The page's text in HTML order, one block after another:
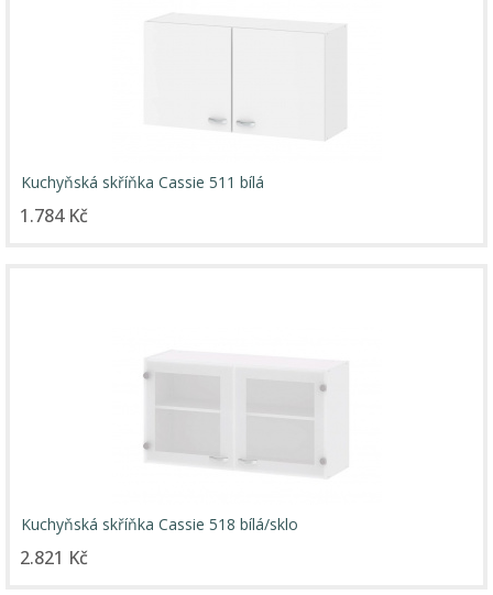
Kuchyňská skříňka Cassie 511 bílá
1.784 Kč
Kuchyňská skříňka Cassie 518 bílá/sklo
2.821 Kč